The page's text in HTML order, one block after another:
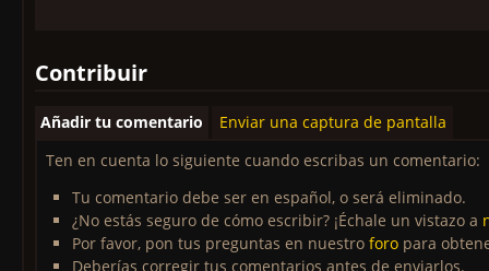
Contribuir
Añadir tu comentario
Enviar una captura de pantalla
Ten en cuenta lo siguiente cuando escribas un comentario:
Tu comentario debe ser en español, o será eliminado.
¿No estás seguro de cómo escribir? ¡Échale un vistazo a
Por favor, pon tus preguntas en nuestro foro para
Deberías corregir tus comentarios antes de enviarlos.